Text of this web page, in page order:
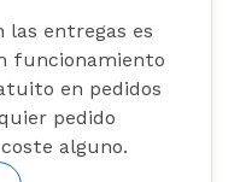
las entregas es
funcionamiento
en pedidos
pedido
alguno.